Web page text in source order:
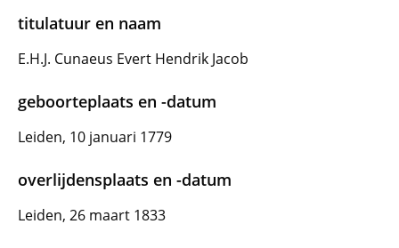
titulatuur en naam
E.H.J. Cunaeus Evert Hendrik Jacob
geboorteplaats en -datum
Leiden, 10 januari 1779
overlijdensplaats en -datum
Leiden, 26 maart 1833